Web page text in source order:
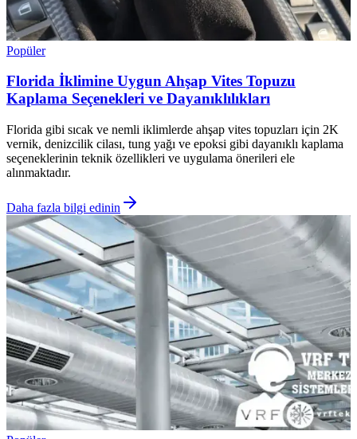
Popüler
Florida İklimine Uygun Ahşap Vites Topuzu
Kaplama Seçenekleri ve Dayanıklılıkları
Florida gibi sıcak ve nemli iklimlerde ahşap vites topuzları için 2K
vernik, denizcilik cilası, tung yağı ve epoksi gibi dayanıklı kaplama
seçeneklerinin teknik özellikleri ve uygulama önerileri ele
alınmaktadır.
Daha fazla bilgi edinin